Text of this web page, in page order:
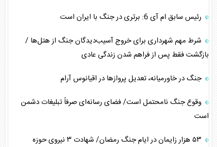
رئیس سابق ام آی 6: برتری در جنگ با ایران است
شرط مهم شهرداری برای خروج آسیب‌دیدگان جنگ از هتل‌ها /
بازگشت فقط پس از فراهم شدن زندگی عادی
جنگ در خاورمیانه، تعدیل پروازها در اقیانوس آرام
وقوع جنگ نامحتمل است/ فضای رسانه‌ای صرفاً تبلیغات دشمن
است
۵۳ هزار زایمان در ایام جنگ رمضان/ شهادت ۳ نیروی حوزه